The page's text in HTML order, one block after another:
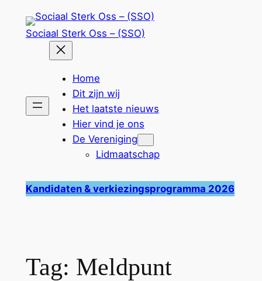
Sociaal Sterk Oss – (SSO)
Home
Dit zijn wij
Het laatste nieuws
Hier vind je ons
De Vereniging
Lidmaatschap
Kandidaten & verkiezingsprogramma 2026
Tag: Meldpunt